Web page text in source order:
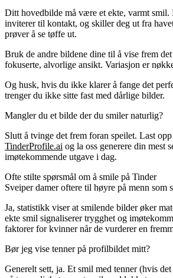
Ditt hovedbilde må være et ekte, varmt smil.
inviterer til kontakt, og skiller deg ut fra
prøver å se tøffe ut.
Bruk de andre bildene dine til å vise frem
fokuserte, alvorlige ansikt. Variasjon er
Og husk, hvis du ikke klarer å fange det
trenger du ikke sitte fast med dårlige bilder.
Mangler du et bilde der du smiler naturlig?
Slutt å tvinge det frem foran speilet. Last
TinderProfile.ai og la oss generere din mest
imøtekommende utgave i dag.
Ofte stilte spørsmål om å smile på Tinder
Sveiper damer oftere til høyre på menn som
Ja, statistikk viser at smilende bilder øker
ekte smil signaliserer trygghet og
faktorer for kvinner når de vurderer en
Bør jeg vise tenner på profilbildet mitt?
Generelt sett, ja. Et smil med tenner (hvis